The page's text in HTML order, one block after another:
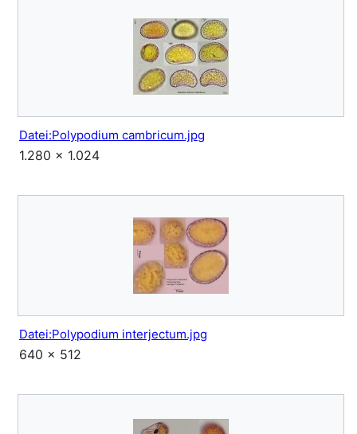
Datei:Polypodium cambricum.jpg
1.280 × 1.024
Datei:Polypodium interjectum.jpg
640 × 512